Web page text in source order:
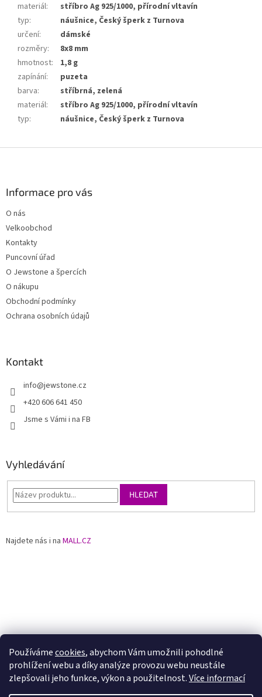
Používámecookies, abychom Vám umožnili pohodlné
prohlížení webu a díky analýze provozu webu neustále
zlepšovali jeho funkce, výkon a použitelnost.Více informací
materiál:
stříbro Ag 925/1000, přírodní vltavín
typ:
náušnice, Český šperk z Turnova
určení:
dámské
rozměry:
8x8 mm
hmotnost:
1,8 g
zapínání:
puzeta
barva:
stříbrná, zelená
materiál:
stříbro Ag 925/1000, přírodní vltavín
typ: náušnice, Český šperk z Turnova
Informace pro vás
O nás
Velkoobchod
Kontakty
Puncovní úřad
O Jewstone a špercích
O nákupu
Obchodní podmínky
Ochrana osobních údajů
Kontakt
info@jewstone.cz
+420 606 641 450
Jsme s Vámi i na FB
Vyhledávání
HLEDAT
Najdete nás i na MALL.CZ